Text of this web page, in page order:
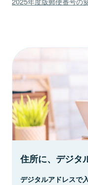
住所に、デジタ
デジタルアドレスで